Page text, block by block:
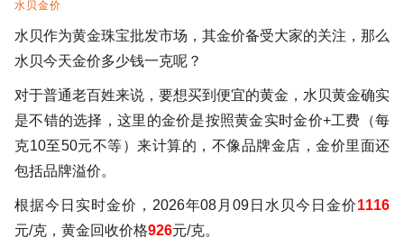
水贝金价
水贝作为黄金珠宝批发市场，其金价备受大家的关注，那么
水贝今天金价多少钱一克呢？
对于普通老百姓来说，要想买到便宜的黄金，水贝黄金确实
是不错的选择，这里的金价是按照黄金实时金价+工费（每
克10至50元不等）来计算的，不像品牌金店，金价里面还
包括品牌溢价。
根据今日实时金价，2026年08月09日水贝今日金价1116
元/克，黄金回收价格926元/克。